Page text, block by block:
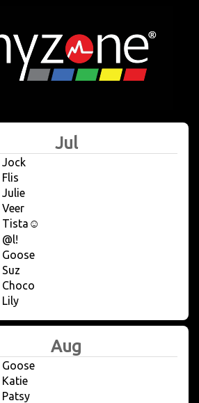
Jul
Jock
Flis
Julie
Veer
Tista☺️
@l!
Goose
Suz
Choco
Lily
Aug
Goose
Katie
Patsy